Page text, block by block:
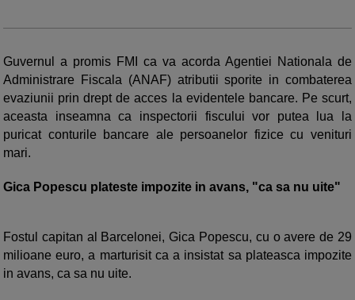
Guvernul a promis FMI ca va acorda Agentiei Nationala de
Administrare Fiscala (ANAF) atributii sporite in combaterea
evaziunii prin drept de acces la evidentele bancare. Pe scurt,
aceasta inseamna ca inspectorii fiscului vor putea lua la
puricat conturile bancare ale persoanelor fizice cu venituri
mari.
Gica Popescu plateste impozite in avans, "ca sa nu uite"
Fostul capitan al Barcelonei, Gica Popescu, cu o avere de 29
milioane euro, a marturisit ca a insistat sa plateasca impozite
in avans, ca sa nu uite.